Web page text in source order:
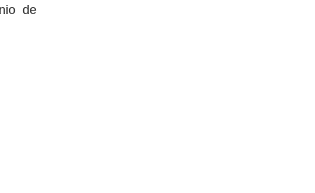
de